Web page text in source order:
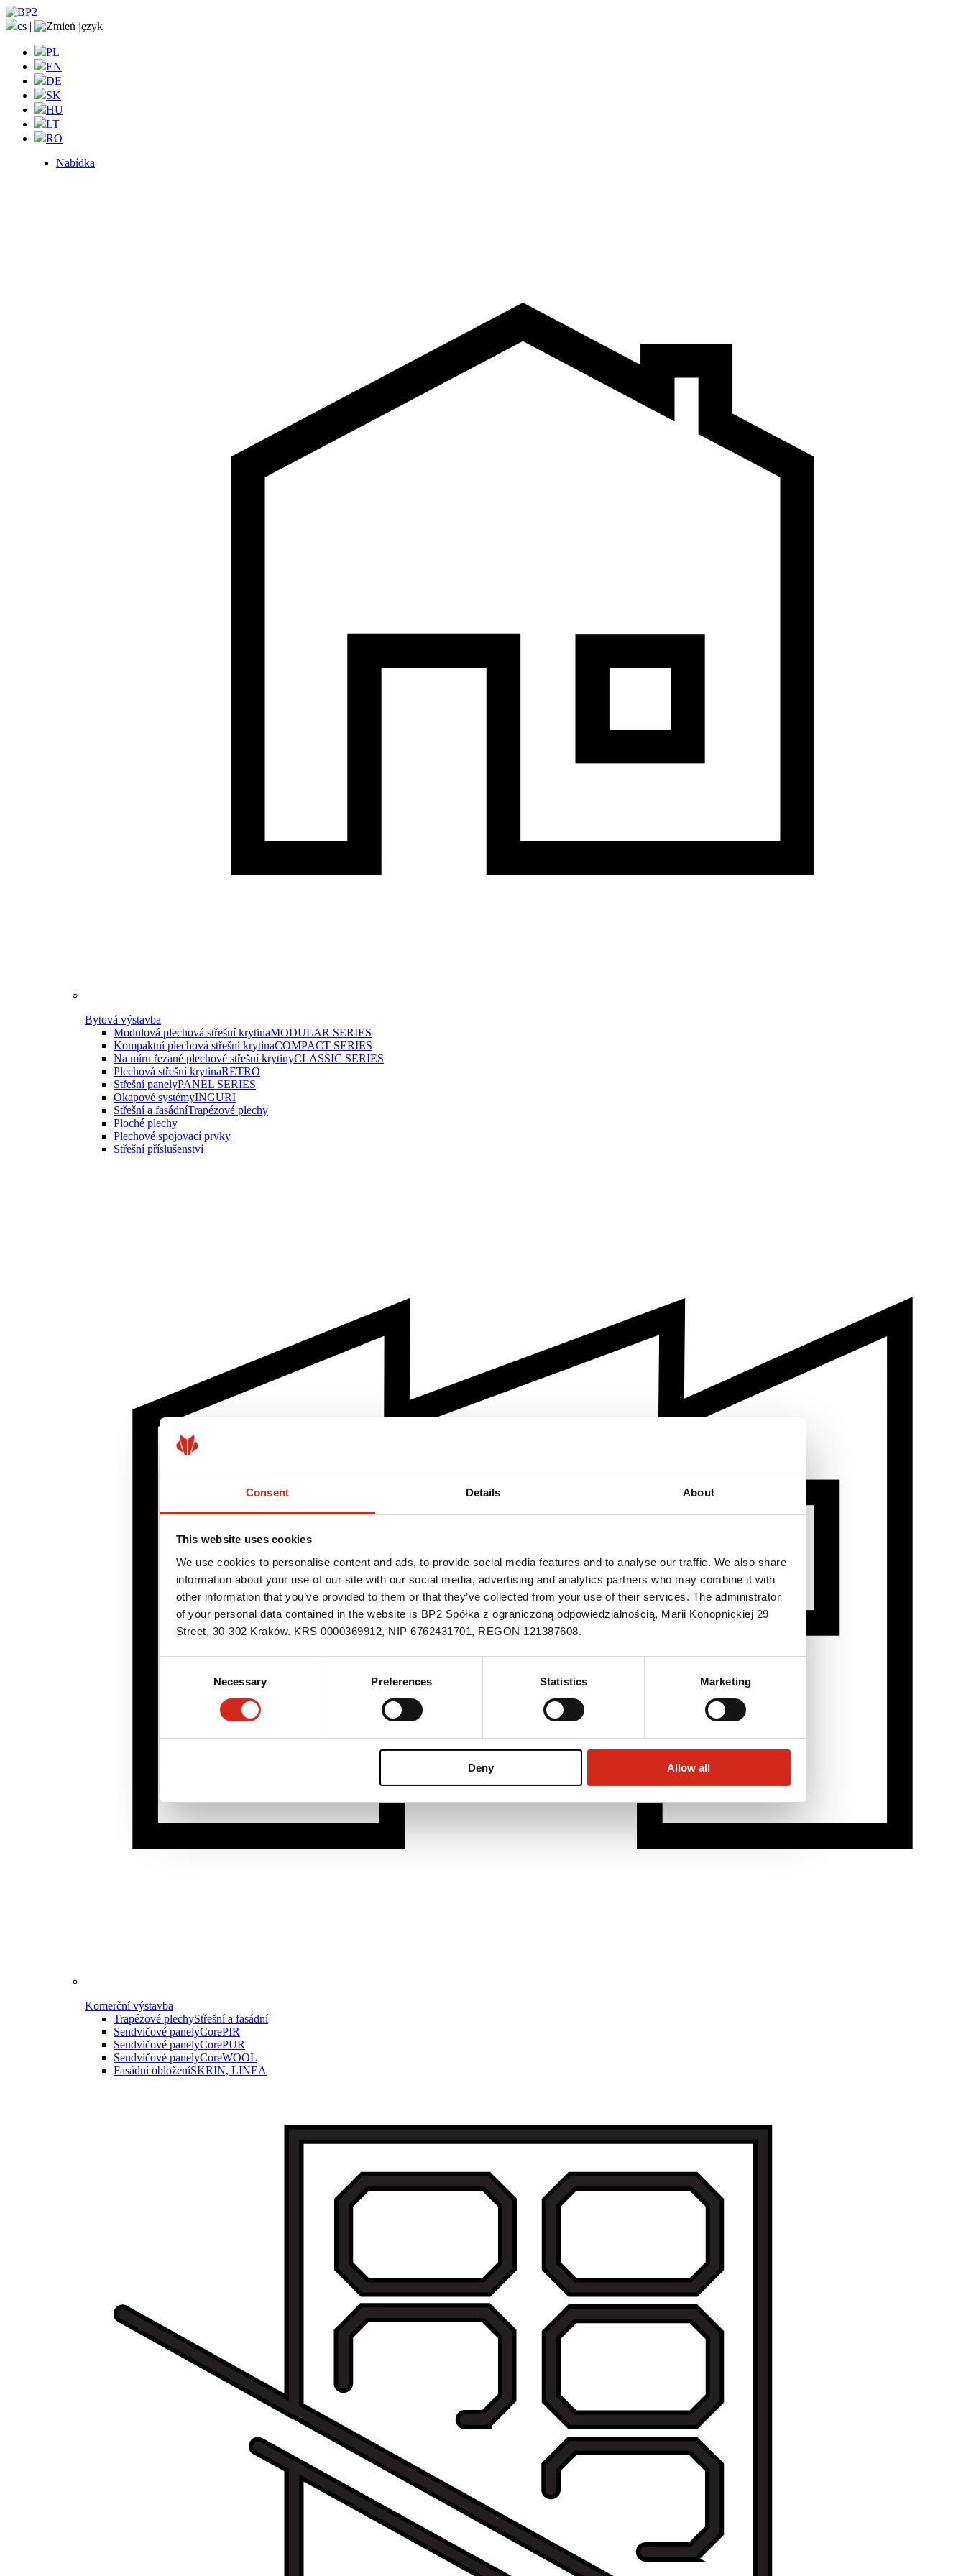
Consent Details About
This website uses cookies
We use cookies to personalise content and ads, to provide social media features and to analyse our traffic. We also share
information about your use of our site with our social media, advertising and analytics partners who may combine it with
other information that you’ve provided to them or that they’ve collected from your use of their services. The administrator
of your personal data contained in the website is BP2 Spółka z ograniczoną odpowiedzialnością, Marii Konopnickiej 29
Street, 30-302 Kraków. KRS 0000369912, NIP 6762431701, REGON 121387608.
Necessary Preferences Statistics Marketing
Deny Allow all
cs |
PL
EN
DE
SK
HU
LT
RO
Nabídka
Bytová výstavba
Modulová plechová střešní krytinaMODULAR SERIES
Kompaktní plechová střešní krytinaCOMPACT SERIES
Na míru řezané plechové střešní krytinyCLASSIC SERIES
Plechová střešní krytinaRETRO
Střešní panelyPANEL SERIES
Okapové systémyINGURI
Střešní a fasádníTrapézové plechy
Ploché plechy
Plechové spojovací prvky
Střešní příslušenství
Komerční výstavba
Trapézové plechyStřešní a fasádní
Sendvičové panelyCorePIR
Sendvičové panelyCorePUR
Sendvičové panelyCoreWOOL
Fasádní obloženíSKRIN, LINEA